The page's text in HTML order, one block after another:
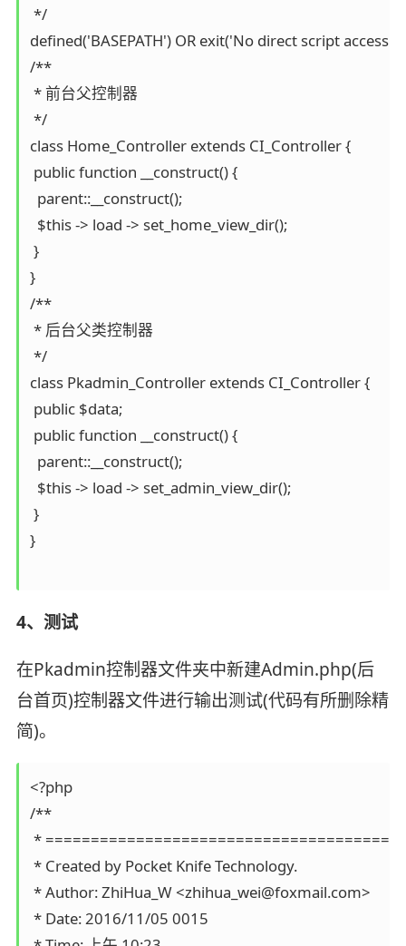
*/
defined('BASEPATH') OR exit('No direct script access
/**
* 前台父控制器
*/
class Home_Controller extends CI_Controller {
public function __construct() {
  parent::__construct();
  $this -> load -> set_home_view_dir();
}
}
/**
* 后台父类控制器
*/
class Pkadmin_Controller extends CI_Controller {
public $data;
public function __construct() {
  parent::__construct();
  $this -> load -> set_admin_view_dir();
}
}
4、测试
在Pkadmin控制器文件夹中新建Admin.php(后
台首页)控制器文件进行输出测试(代码有所删除精
简)。
<?php
/**
*
* Created by Pocket Knife Technology.
* Author: ZhiHua_W <zhihua_wei@foxmail.com>
* Date: 2016/11/05 0015